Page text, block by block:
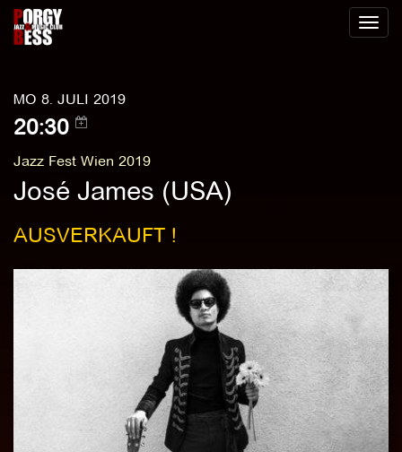
Toggle
MO 8. JULI 2019
20:30
Jazz Fest Wien 2019
José James (USA)
AUSVERKAUFT !